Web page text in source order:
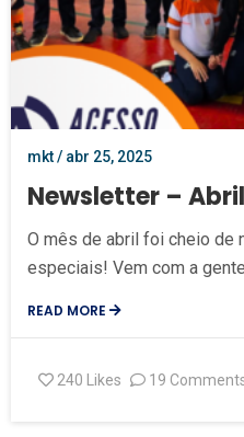
mkt / abr 25, 2025
Newsletter –
O mês de abril foi cheio de
especiais! Vem com a
READ MORE
240 Likes 19